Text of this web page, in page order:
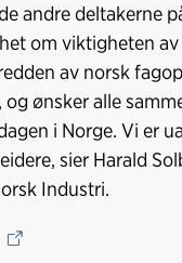
andre deltakerne
om viktigheten
av norsk
ønsker alle
i Norge. Vi er
sier Harald
Industri.